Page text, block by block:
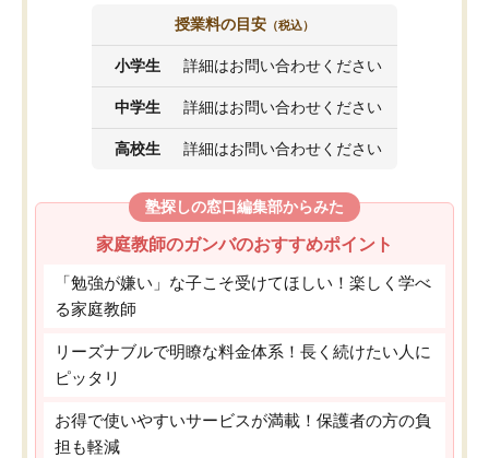
授業料の目安 （税込）
小学生 詳細はお問い合わせください
中学生 詳細はお問い合わせください
高校生 詳細はお問い合わせください
塾探しの窓口編集部からみた
家庭教師のガンバのおすすめポイント
「勉強が嫌い」な子こそ受けてほしい！楽しく学べ
る家庭教師
リーズナブルで明瞭な料金体系！長く続けたい人に
ピッタリ
お得で使いやすいサービスが満載！保護者の方の負
担も軽減